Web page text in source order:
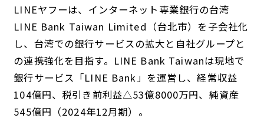
LINEヤフーは、インターネット専業銀行の台湾
LINE Bank Taiwan Limited（台北市）を子会社化
し、台湾での銀行サービスの拡大と自社グループと
の連携強化を目指す。LINE Bank Taiwanは現地で
銀行サービス「LINE Bank」を運営し、経常収益
104億円、税引き前利益△53億8000万円、純資産
545億円（2024年12月期）。